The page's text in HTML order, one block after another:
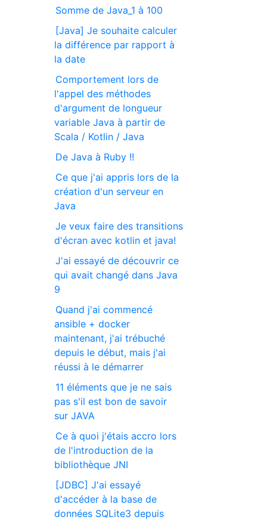
Somme de Java_1 à 100
[Java] Je souhaite calculer
la différence par rapport à
la date
Comportement lors de
l'appel des méthodes
d'argument de longueur
variable Java à partir de
Scala / Kotlin / Java
De Java à Ruby !!
Ce que j'ai appris lors de la
création d'un serveur en
Java
Je veux faire des transitions
d'écran avec kotlin et java!
J'ai essayé de découvrir ce
qui avait changé dans Java
9
Quand j'ai commencé
ansible + docker
maintenant, j'ai trébuché
depuis le début, mais j'ai
réussi à le démarrer
11 éléments que je ne sais
pas s'il est bon de savoir
sur JAVA
Ce à quoi j'étais accro lors
de l'introduction de la
bibliothèque JNI
[JDBC] J'ai essayé
d'accéder à la base de
données SQLite3 depuis